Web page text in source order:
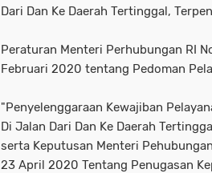
Dari Dan Ke Daerah Tertinggal,
Peraturan Menteri Perhubungan RI
Februari 2020 tentang Pedoman
"Penyelenggaraan Kewajiban
Di Jalan Dari Dan Ke Daerah
serta Keputusan Menteri
23 April 2020 Tentang Penugasan